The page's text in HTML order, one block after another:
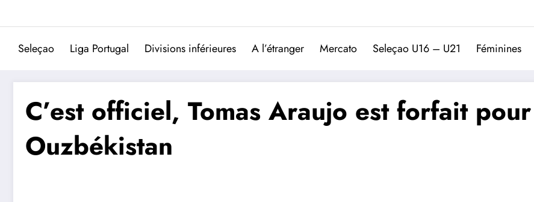
Trivela
L'actualité du football
Seleçao Liga Portugal Divisions inférieures A l’étranger Mercato Seleçao U16 – U21 Féminines
C’est officiel, Tomas Araujo est forfait
Ouzbékistan